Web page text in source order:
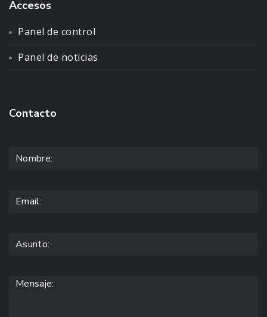
Accesos
Panel de control
Panel de noticias
Contacto